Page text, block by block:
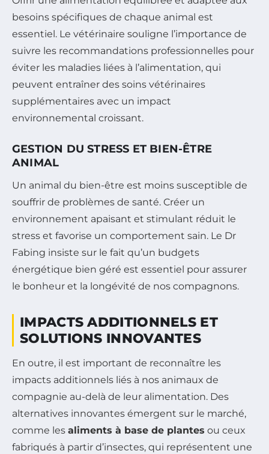
besoins spécifiques de chaque animal est
essentiel. Le vétérinaire souligne l’importance de
suivre les recommandations professionnelles pour
éviter les maladies liées à l’alimentation, qui
peuvent entraîner des soins vétérinaires
supplémentaires avec un impact
environnemental croissant.
GESTION DU STRESS ET BIEN-ÊTRE
ANIMAL
Un animal du bien-être est moins susceptible de
souffrir de problèmes de santé. Créer un
environnement apaisant et stimulant réduit le
stress et favorise un comportement sain. Le Dr
Fabing insiste sur le fait qu’un budgets
énergétique bien géré est essentiel pour assurer
le bonheur et la longévité de nos compagnons.
IMPACTS ADDITIONNELS ET
SOLUTIONS INNOVANTES
En outre, il est important de reconnaître les
impacts additionnels liés à nos animaux de
compagnie au-delà de leur alimentation. Des
alternatives innovantes émergent sur le marché,
comme les aliments à base de plantes ou ceux
fabriqués à partir d’insectes, qui représentent une